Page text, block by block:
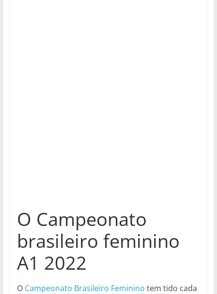
O Campeonato
brasileiro feminino
A1 2022
O Campeonato Brasileiro Feminino tem tido cada